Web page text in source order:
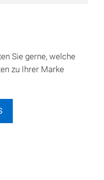
Sie gerne, welche
zu Ihrer Marke